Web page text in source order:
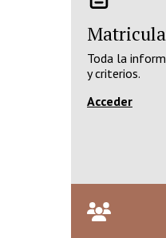
Toda la
y criterios.
Acceder